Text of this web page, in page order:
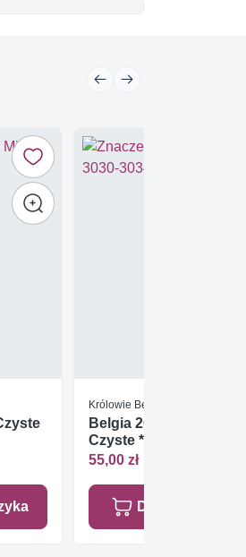
Królowie Belgijscy
Belgia 2001 Mi 3030-
Czyste **
55,00 zł
Dodaj do